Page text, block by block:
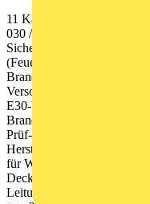
11 Kaufel ›› www.kaufel.de
030 / 70 17 33 - 300
Sicherungsblock
(Feuerwider- standsdauer
Brandbeanspruchung von
Versorgung über
E30-Verkabelung geprüft
Brandkam- mertest,
Prüf- zeugnis ohne
Hersteller, ausdrücklich mit
für Wand- und
Decke mittels zugelassener
Leitungsquerschnitt Zu-